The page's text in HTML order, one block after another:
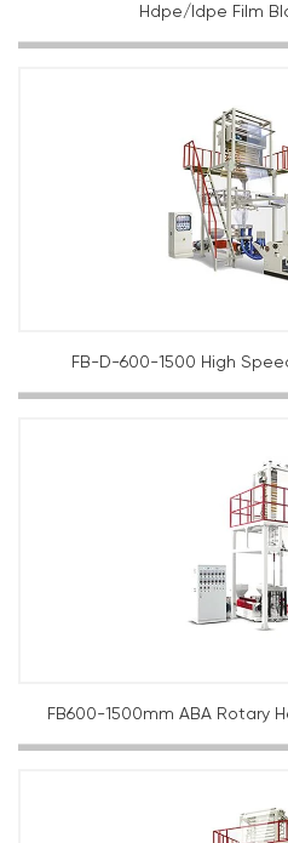
Hdpe/ldpe Film
FB-D-600-1500 High
FB600-1500mm ABA Rotary